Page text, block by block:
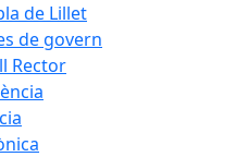
de Lillet
de govern
Rector